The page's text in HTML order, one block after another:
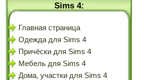
Sims 4:
Главная страница
Одежда для Sims 4
Причёски для Sims 4
Мебель для Sims 4
Дома, участки для Sims 4